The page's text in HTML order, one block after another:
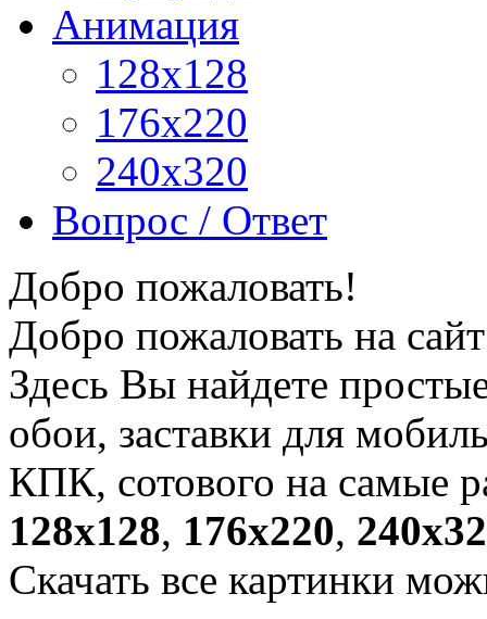
Анимация
128x128
176x220
240x320
Вопрос / Ответ
Добро пожаловать!
Добро пожаловать на
Здесь Вы найдете
обои, заставки для
КПК, сотового на самые
128х128, 176х220,
Скачать все картинки